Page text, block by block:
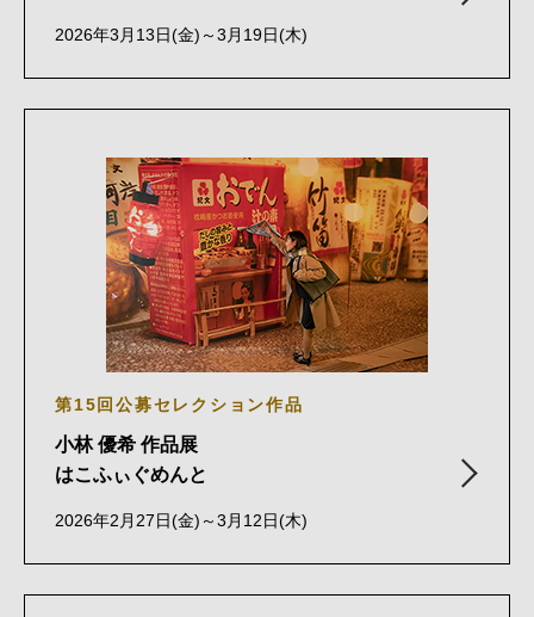
2026年3月13日(金)～3月19日(木)
第15回公募セレクション作品
小林 優希 作品展
はこふぃぐめんと
2026年2月27日(金)～3月12日(木)